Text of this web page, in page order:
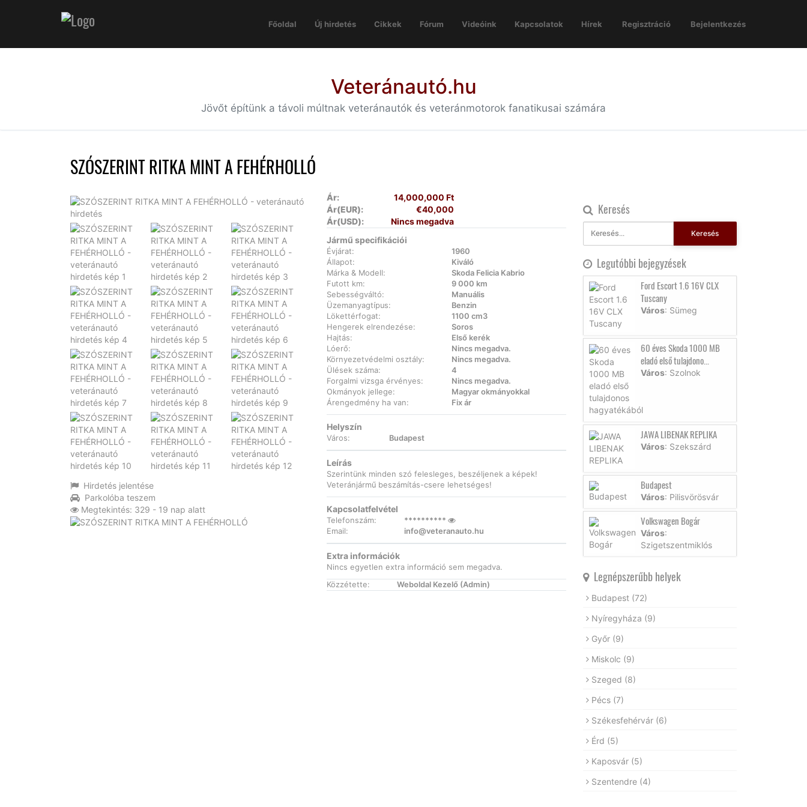
Főoldal Új hirdetés Cikkek Fórum Videóink Kapcsolatok Hírek Regisztráció Bejelentkezés
Veteránautó.hu
Jövőt építünk a távoli múltnak veteránautók és veteránmotorok fanatikusai számára
SZÓSZERINT RITKA MINT A FEHÉRHOLLÓ
Hirdetés jelentése
Parkolóba teszem
Megtekintés: 329 - 19 nap alatt
Ár:
14,000,000 Ft
Ár(EUR):
€40,000
Ár(USD):
Nincs megadva
Jármű specifikációi
Évjárat:
1960
Állapot:
Kiváló
Márka & Modell:
Skoda Felicia Kabrio
Futott km:
9 000 km
Sebességváltó:
Manuális
Üzemanyagtípus:
Benzin
Lökettérfogat:
1100 cm3
Hengerek elrendezése:
Soros
Hajtás:
Első kerék
Lóerő:
Nincs megadva.
Környezetvédelmi osztály:
Nincs megadva.
Ülések száma:
4
Forgalmi vizsga érvényes:
Nincs megadva.
Okmányok jellege:
Magyar okmányokkal
Árengedmény ha van:
Fix ár
Helyszín
Város: Budapest
Leírás
Szerintünk minden szó felesleges, beszéljenek a képek!
Veteránjármű beszámítás-csere lehetséges!
Kapcsolatfelvétel
Telefonszám:
**********
Email:
info@veteranauto.hu
Extra információk
Nincs egyetlen extra információ sem megadva.
Közzétette:
Weboldal Kezelő (Admin)
Keresés
Keresés
Legutóbbi bejegyzések
Ford Escort 1.6 16V CLX
Tuscany
Város: Sümeg
60 éves Skoda 1000 MB
eladó első tulajdono...
Város: Szolnok
JAWA LIBENAK REPLIKA
Város: Szekszárd
Budapest
Város: Pilisvörösvár
Volkswagen Bogár
Város:
Szigetszentmiklós
Legnépszerűbb helyek
Budapest (72)
Nyíregyháza (9)
Győr (9)
Miskolc (9)
Szeged (8)
Pécs (7)
Székesfehérvár (6)
Érd (5)
Kaposvár (5)
Szentendre (4)